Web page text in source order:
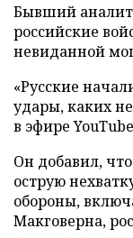
Бывший
российские
невиданной
«Русские
удары, каких
в эфире
Он добавил,
острую
обороны,
Макговерна,